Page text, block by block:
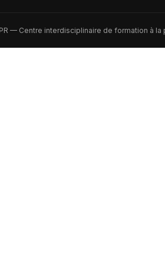
— Centre interdisciplinaire de formation à la